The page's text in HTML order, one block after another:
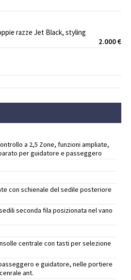
razze Jet Black, styling
2.000 €
a 2,5 Zone, funzioni ampliate,
per guidatore e passeggero
con schienale del sedile posteriore
seconda fila posizionata nel vano
centrale con tasti per selezione
e guidatore, nelle portiere
ant.